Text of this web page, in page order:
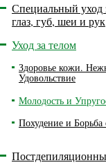
Специальный уход
глаз, губ, шеи и рук
Уход за телом
Здоровье кожи.
Удовольствие
Молодость и
Похудение и